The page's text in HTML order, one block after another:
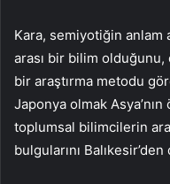
Kara, semiyotiğin anlam
arası bir bilim
bir araştırma metodu
Japonya olmak
toplumsal bilimcilerin
bulgularını